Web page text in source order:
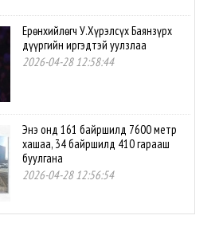
Ерөнхийлөгч У.Хүрэлсүх Баянзүрх
дүүргийн иргэдтэй уулзлаа
2026-04-28 12:58:44
Энэ онд 161 байршилд 7600 метр
хашаа, 34 байршилд 410 гарааш
буулгана
2026-04-28 12:56:54